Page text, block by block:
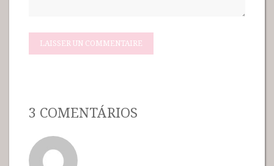
3 COMENTÁRIOS